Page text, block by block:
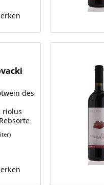
des
riolus
an